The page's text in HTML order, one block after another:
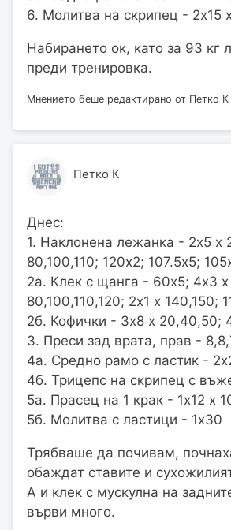
6. Молитва на скрипец - 2х15
Набирането ок, като за 93 кг
преди тренировка.
Мнението беше редактирано от Петко
Петко К
Днес:
1. Наклонена лежанка - 2х5 х
80,100,110; 120х2; 107.5х5;
2а. Клек с щанга - 60х5; 4х3 х
80,100,110,120; 2х1 х 140,150;
2б. Кофички - 3х8 х 20,40,50;
3. Преси зад врата, прав -
4а. Средно рамо с ластик -
4б. Трицепс на скрипец с
5а. Прасец на 1 крак - 1х12 х
5б. Молитва с ластици - 1х30
Трябваше да почивам,
обаждат ставите и
А и клек с мускулна на
върви много.